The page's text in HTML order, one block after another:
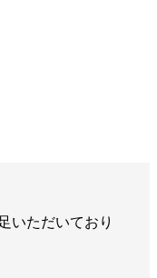
いただいており